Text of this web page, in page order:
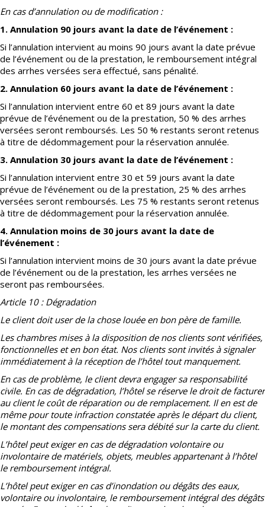
En cas d’annulation ou de modification :
1. Annulation 90 jours avant la date de l’événement :
Si l’annulation intervient au moins 90 jours avant la date prévue
de l’événement ou de la prestation, le remboursement intégral
des arrhes versées sera effectué, sans pénalité.
2. Annulation 60 jours avant la date de l’événement :
Si l’annulation intervient entre 60 et 89 jours avant la date
prévue de l’événement ou de la prestation, 50 % des arrhes
versées seront remboursés. Les 50 % restants seront retenus
à titre de dédommagement pour la réservation annulée.
3. Annulation 30 jours avant la date de l’événement :
Si l’annulation intervient entre 30 et 59 jours avant la date
prévue de l’événement ou de la prestation, 25 % des arrhes
versées seront remboursés. Les 75 % restants seront retenus
à titre de dédommagement pour la réservation annulée.
4. Annulation moins de 30 jours avant la date de
l’événement :
Si l’annulation intervient moins de 30 jours avant la date prévue
de l’événement ou de la prestation, les arrhes versées ne
seront pas remboursées.
Article 10 : Dégradation
Le client doit user de la chose louée en bon père de famille.
Les chambres mises à la disposition de nos clients sont vérifiées,
fonctionnelles et en bon état. Nos clients sont invités à signaler
immédiatement à la réception de l’hôtel tout manquement.
En cas de problème, le client devra engager sa responsabilité
civile. En cas de dégradation, l’hôtel se réserve le droit de facturer
au client le coût de réparation ou de remplacement. Il en est de
même pour toute infraction constatée après le départ du client,
le montant des compensations sera débité sur la carte du client.
L’hôtel peut exiger en cas de dégradation volontaire ou
involontaire de matériels, objets, meubles appartenant à l’hôtel
le remboursement intégral.
L’hôtel peut exiger en cas d’inondation ou dégâts des eaux,
volontaire ou involontaire, le remboursement intégral des dégâts